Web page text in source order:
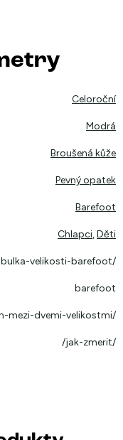
Celoroční
Modrá
Broušená kůže
Pevný opatek
Barefoot
Chlapci,Děti
velikosti-barefoot/
barefoot
mezi-dvemi-velikostmi/
/jak-zmerit/